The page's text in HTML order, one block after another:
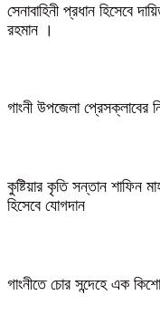
সেনাবাহিনী প্রধান হিসেবে
রহমান ।
গাংনী উপজেলা প্রেসক্লাবের
কুষ্টিয়ার কৃতি সন্তান শাফিন
হিসেবে যোগদান
গাংনীতে চোর সন্দেহে এক